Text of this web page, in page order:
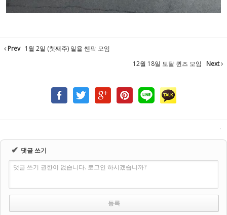
Prev 1월 2일 (첫째주) 일욜 쎈팤 모임
12월 18일 토달 퀸즈 모임
Next
✔ 댓글 쓰기
댓글 쓰기 권한이 없습니다. 로그인 하시겠습니까?